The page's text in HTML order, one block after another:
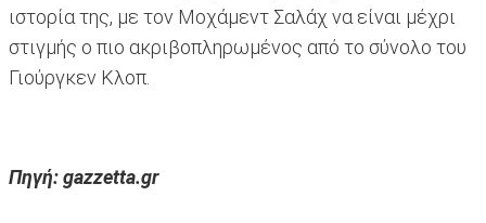
ιστορία της, με τον Μοχάμεντ Σαλάχ να είναι μέχρι
στιγμής ο πιο ακριβοπληρωμένος από το σύνολο του
Γιούργκεν Κλοπ.
Πηγή: gazzetta.gr